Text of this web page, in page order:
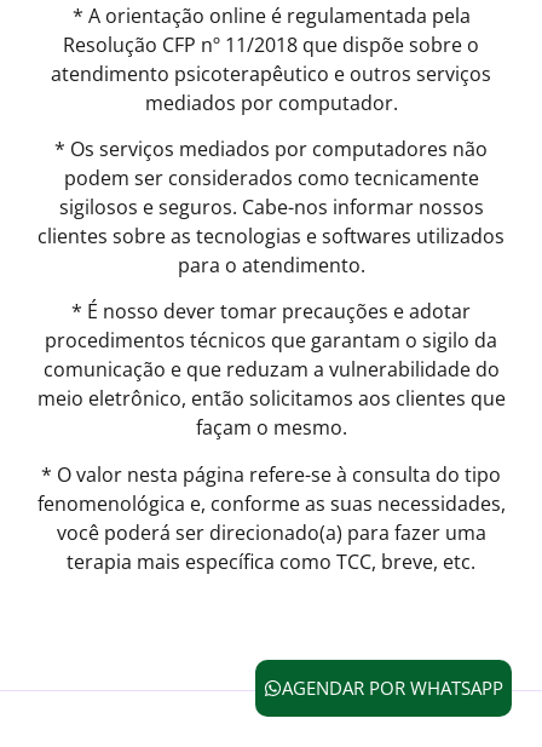
* A orientação online é regulamentada pela
Resolução CFP nº 11/2018 que dispõe sobre o
atendimento psicoterapêutico e outros serviços
mediados por computador.
* Os serviços mediados por computadores não
podem ser considerados como tecnicamente
sigilosos e seguros. Cabe-nos informar nossos
clientes sobre as tecnologias e softwares utilizados
para o atendimento.
* É nosso dever tomar precauções e adotar
procedimentos técnicos que garantam o sigilo da
comunicação e que reduzam a vulnerabilidade do
meio eletrônico, então solicitamos aos clientes que
façam o mesmo.
* O valor nesta página refere-se à consulta do tipo
fenomenológica e, conforme as suas necessidades,
você poderá ser direcionado(a) para fazer uma
terapia mais específica como TCC, breve, etc.
AGENDAR POR WHATSAPP